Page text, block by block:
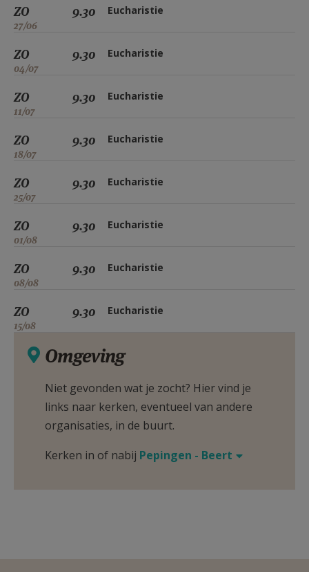
ZO
27/06
9.30 Eucharistie
ZO
04/07
9.30 Eucharistie
ZO
11/07
9.30 Eucharistie
ZO
18/07
9.30 Eucharistie
ZO
25/07
9.30 Eucharistie
ZO
01/08
9.30 Eucharistie
ZO
08/08
9.30 Eucharistie
ZO
15/08
9.30 Eucharistie
Omgeving
Niet gevonden wat je zocht? Hier vind je
links naar kerken, eventueel van andere
organisaties, in de buurt.
Kerken in of nabij Pepingen - Beert